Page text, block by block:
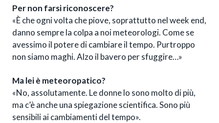
Per non farsi riconoscere?
«È che ogni volta che piove, soprattutto nel week end,
danno sempre la colpa a noi meteorologi. Come se
avessimo il potere di cambiare il tempo. Purtroppo
non siamo maghi. Alzo il bavero per sfuggire…»
Ma lei è meteoropatico?
«No, assolutamente. Le donne lo sono molto di più,
ma c’è anche una spiegazione scientifica. Sono più
sensibili ai cambiamenti del tempo».